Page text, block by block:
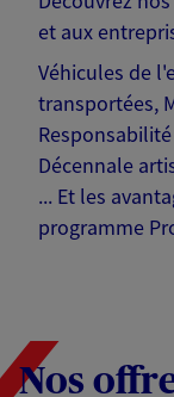
et aux
Véhicules de
transportées,
Décennale
... Et les
programme
Nos